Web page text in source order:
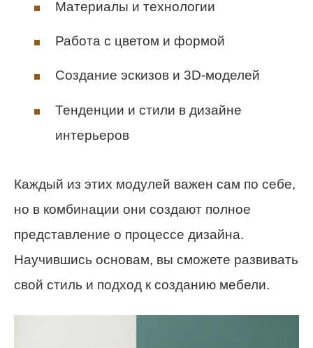
Материалы и технологии
Работа с цветом и формой
Создание эскизов и 3D-моделей
Тенденции и стили в дизайне
интерьеров
Каждый из этих модулей важен сам по себе,
но в комбинации они создают полное
представление о процессе дизайна.
Научившись основам, вы сможете развивать
свой стиль и подход к созданию мебели.